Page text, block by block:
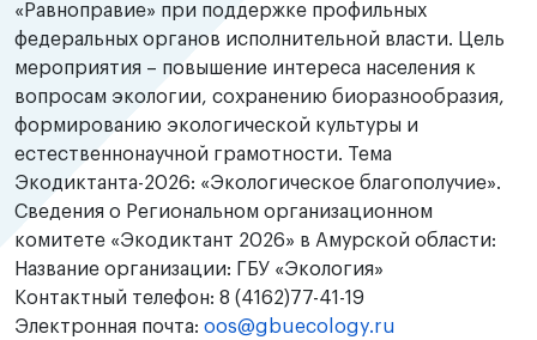
«Равноправие» при поддержке профильных
федеральных органов исполнительной власти. Цель
мероприятия – повышение интереса населения к
вопросам экологии, сохранению биоразнообразия,
формированию экологической культуры и
естественнонаучной грамотности. Тема
Экодиктанта-2026: «Экологическое благополучие».
Сведения о Региональном организационном
комитете «Экодиктант 2026» в Амурской области:
Название организации: ГБУ «Экология»
Контактный телефон: 8 (4162)77-41-19
Электронная почта: oos@gbuecology.ru